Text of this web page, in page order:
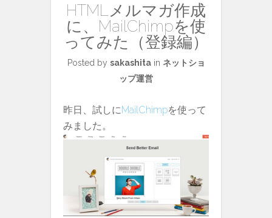
HTMLメルマガ作成
に、MailChimpを使
ってみた（登録編）
Posted by sakashitain ネットショ
ップ運営
昨日、試しにMailChimpを使って
みました。